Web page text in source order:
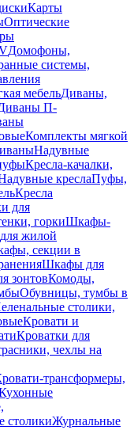
Карты
Оптические
Домофоны,
системы,
мебельДиваны,
П-
Комплекты мягкой
Надувные
Кресла-качалки,
креслаПуфы,
Кресла
для
горкиШкафы-
жилой
секции в
Шкафы для
зонтовКомоды,
Обувницы, тумбы в
столики,
Кровати и
Кроватки для
чехлы на
трансформеры,
столикиЖурнальные